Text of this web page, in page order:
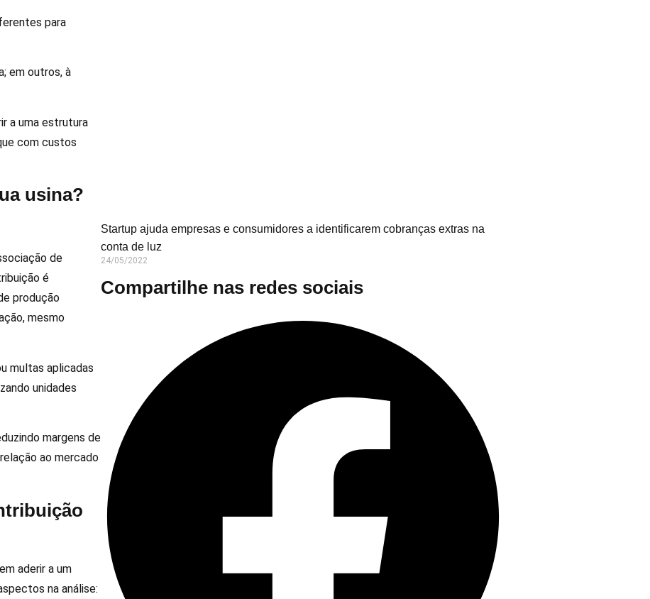
para
em outros, à
a uma estrutura
com custos
usina?
de
é
produção
mesmo
multas aplicadas
unidades
margens de
ao mercado
aderir a um
na análise:
Startup ajuda empresas e consumidores a identificarem cobranças extras na
conta de luz
24/05/2022
Compartilhe nas redes sociais